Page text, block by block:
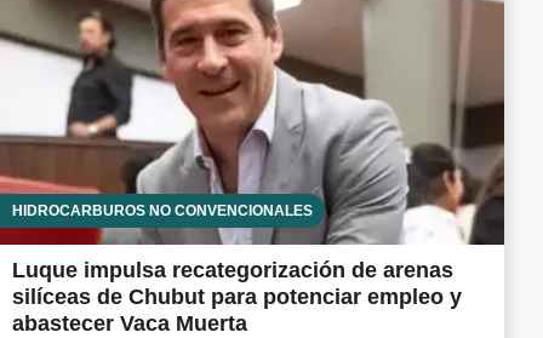
HIDROCARBUROS NO CONVENCIONALES
Luque impulsa recategorización de arenas
silíceas de Chubut para potenciar empleo y
abastecer Vaca Muerta